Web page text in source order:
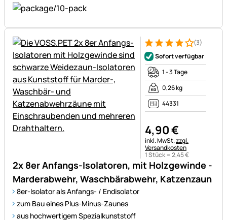
2x 8er Anfangs-Isolatoren, mit Holzgewinde -
Marderabwehr, Waschbärabwehr, Katzenzaun
8er-Isolator als Anfangs- / Endisolator
zum Bau eines Plus-Minus-Zaunes
aus hochwertigem Spezialkunststoff
Bewertung: 4 von 5 (3
3 Bewertungen
(3)
Sofort verfügbar
1 - 3 Tage
0,26 kg
44331
4,90€
Steuerhinweis:
inkl. MwSt.zzgl.
Versandkosten
1 Stück =2,45€